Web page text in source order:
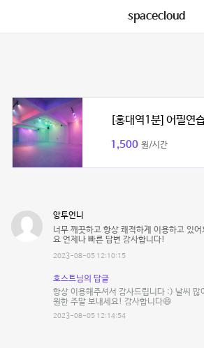
spacecloud
[홍대역1분] 어필연
1,500 원/시간
앙투언니
너무 깨끗하고 항상 쾌적하게 이용하고 있
요 언제나 빠른 답변 감사합니다!
2023-08-05 12:10:15
호스트님의 답글
항상 이용해주셔서 감사드립니다 :) 날씨 많
원한 주말 보내세요! 감사합니다😄
2023-08-05 12:14:54